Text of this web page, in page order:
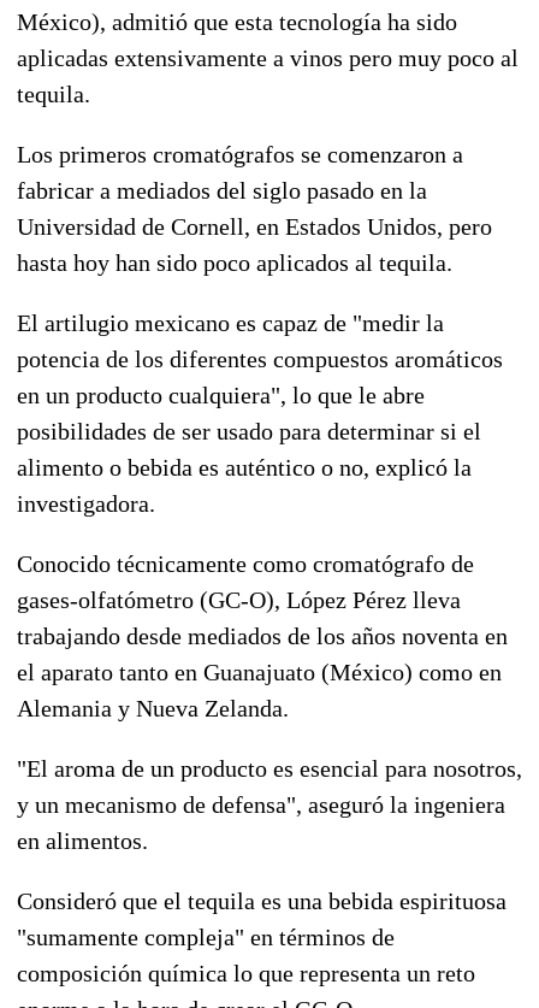
México), admitió que esta tecnología ha sido
aplicadas extensivamente a vinos pero muy poco al
tequila.
Los primeros cromatógrafos se comenzaron a
fabricar a mediados del siglo pasado en la
Universidad de Cornell, en Estados Unidos, pero
hasta hoy han sido poco aplicados al tequila.
El artilugio mexicano es capaz de "medir la
potencia de los diferentes compuestos aromáticos
en un producto cualquiera", lo que le abre
posibilidades de ser usado para determinar si el
alimento o bebida es auténtico o no, explicó la
investigadora.
Conocido técnicamente como cromatógrafo de
gases-olfatómetro (GC-O), López Pérez lleva
trabajando desde mediados de los años noventa en
el aparato tanto en Guanajuato (México) como en
Alemania y Nueva Zelanda.
"El aroma de un producto es esencial para nosotros,
y un mecanismo de defensa", aseguró la ingeniera
en alimentos.
Consideró que el tequila es una bebida espirituosa
"sumamente compleja" en términos de
composición química lo que representa un reto